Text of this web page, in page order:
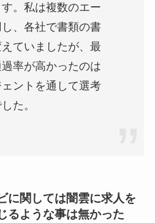
。私は複数のエー
、各社で書類の書
ていましたが、最
率が高かったのは
ントを通して選考
た。
に関しては闇雲に求人を
るような事は無かった